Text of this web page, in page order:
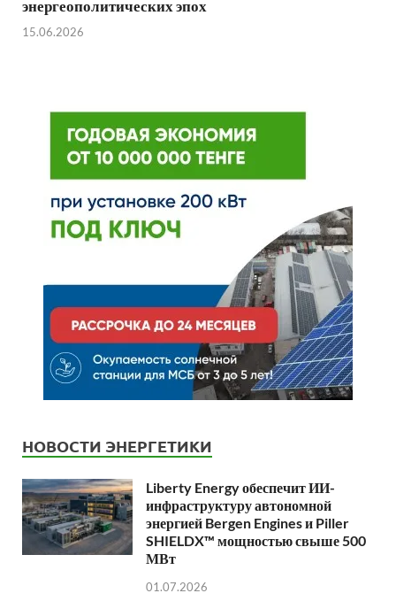
энергеополитических эпох
15.06.2026
НОВОСТИ ЭНЕРГЕТИКИ
Liberty Energy обеспечит ИИ-
инфраструктуру автономной
энергией Bergen Engines и Piller
SHIELDX™ мощностью свыше 500
МВт
01.07.2026